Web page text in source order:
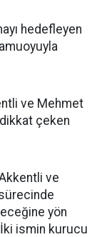
hedefleyen
ve Mehmet
dikkat çeken
ve
yön
ismin kurucu